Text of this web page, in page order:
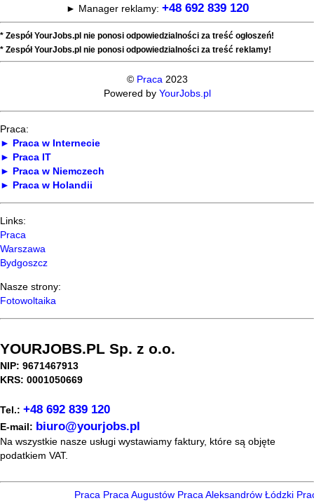
► Manager reklamy: +48 692 839 120
* Zespół YourJobs.pl nie ponosi odpowiedzialności za treść ogłoszeń!
* Zespół YourJobs.pl nie ponosi odpowiedzialności za treść reklamy!
© Praca2023
Powered by YourJobs.pl
Praca:
► Praca w Internecie
► Praca IT
► Praca w Niemczech
► Praca w Holandii
Links:
Praca
Warszawa
Bydgoszcz
Nasze strony:
Fotowoltaika
YOURJOBS.PL Sp. z o.o.
NIP: 9671467913
KRS: 0001050669
Tel.: +48 692 839 120
E-mail: biuro@yourjobs.pl
Na wszystkie nasze usługi wystawiamy faktury, które są objęte
podatkiem VAT.
Praca Praca Augustów Praca Aleksandrów Łódzki